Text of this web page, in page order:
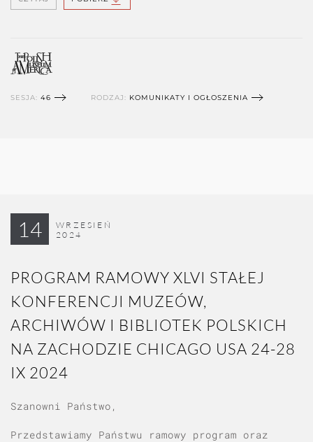
SESJA: 46 RODZAJ: KOMUNIKATY I OGŁOSZENIA
14
WRZESIEŃ
2024
PROGRAM RAMOWY XLVI STAŁEJ
KONFERENCJI MUZEÓW,
ARCHIWÓW I BIBLIOTEK POLSKICH
NA ZACHODZIE CHICAGO USA 24-28
IX 2024
Szanowni Państwo,
Przedstawiamy Państwu ramowy program oraz